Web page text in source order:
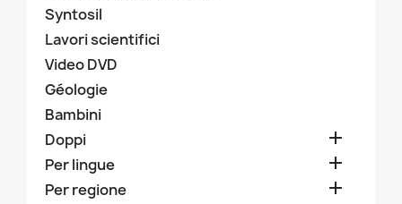
Syntosil
Lavori scientifici
Video DVD
Géologie
Bambini
Doppi

Per lingue 
Per regione 